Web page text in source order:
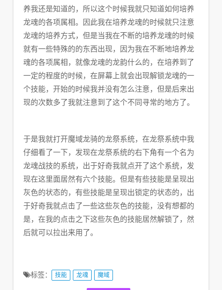
养我还是知道的，所以这个时候我就只知道如何培养
龙魂的各项属相。因此我在培养龙魂的时候就只注意
龙魂的培养方式，但是当我在不断的培养龙魂的时候
就有一些特殊的的东西出现，因为我在不断地培养龙
魂的各项属相，就像龙魂的龙韵什么的，在培养到了
一定的程度的时候，在屏幕上就会出现解锁龙魂的一
个技能，开始的时候我并没有怎么注意，但是后来出
现的次数多了我就注意到了这个不同寻常的地方了。
于是我就打开魔域龙骑的龙祭系统，在龙祭系统中我
仔细看了一下，发现在龙祭系统的右下角有一个名为
龙魂战技的系统，出于好奇我就点开了这个系统，发
现在这里面居然有六个技能。但是有些技能是呈现出
灰色的状态的，有些技能是呈现出锁定的状态的，出
于好奇我就点击了一些这些灰色的技能，没有想都的
是，在我的点击之下这些灰色的技能居然解锁了，然
后就可以拉出来用了。
标签： 技能 龙魂 魔域